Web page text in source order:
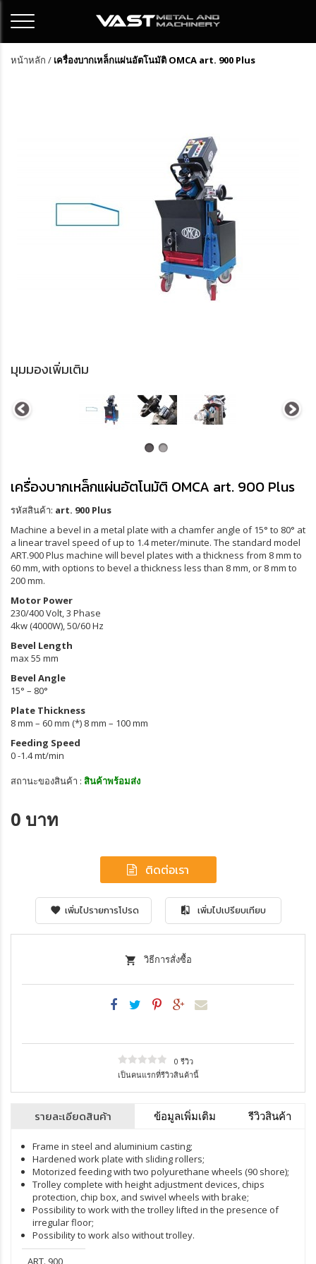
หน้าหลัก / เครื่องบากเหล็กแผ่นอัตโนมัติ OMCA art. 900 Plus
มุมมองเพิ่มเติม
เครื่องบากเหล็กแผ่นอัตโนมัติ OMCA art. 900 Plus
รหัสสินค้า: art. 900 Plus
Machine a bevel in a metal plate with a chamfer angle of 15° to 80° at
a linear travel speed of up to 1.4 meter/minute. The standard model
ART.900 Plus machine will bevel plates with a thickness from 8 mm to
60 mm, with options to bevel a thickness less than 8 mm, or 8 mm to
200 mm.
Motor Power
230/400 Volt, 3 Phase
4kw (4000W), 50/60 Hz
Bevel Length
max 55 mm
Bevel Angle
15° – 80°
Plate Thickness
8 mm – 60 mm (*) 8 mm – 100 mm
Feeding Speed
0 -1.4 mt/min
สถานะของสินค้า : สินค้าพร้อมส่ง
0 บาท
ติดต่อเรา
เพิ่มไปรายการโปรด เพิ่มไปเปรียบเทียบ
วิธีการสั่งซื้อ
0 รีวิว
เป็นคนแรกที่รีวิวสินค้านี้
รายละเอียดสินค้า ข้อมูลเพิ่มเติม รีวิวสินค้า
Frame in steel and aluminium casting;
Hardened work plate with sliding rollers;
Motorized feeding with two polyurethane wheels (90 shore);
Trolley complete with height adjustment devices, chips
protection, chip box, and swivel wheels with brake;
Possibility to work with the trolley lifted in the presence of
irregular floor;
Possibility to work also without trolley.
ART. 900